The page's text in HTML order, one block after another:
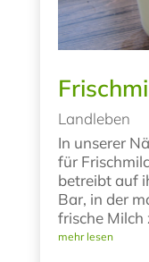
Landleben
In unserer
für
betreibt auf
Bar, in der
frische Milch
mehr lesen